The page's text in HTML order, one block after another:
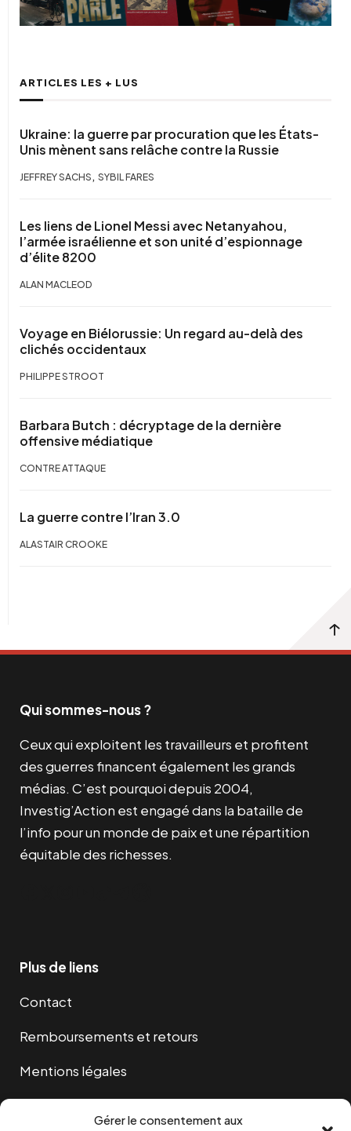
Gérer le consentement aux
ARTICLES LES + LUS
Ukraine: la guerre par procuration que les États-
Unis mènent sans relâche contre la Russie
JEFFREY SACHS, SYBIL FARES
Les liens de Lionel Messi avec Netanyahou,
l’armée israélienne et son unité d’espionnage
d’élite 8200
ALAN MACLEOD
Voyage en Biélorussie: Un regard au-delà des
clichés occidentaux
PHILIPPE STROOT
Barbara Butch : décryptage de la dernière
offensive médiatique
CONTRE ATTAQUE
La guerre contre l’Iran 3.0
ALASTAIR CROOKE
Qui sommes-nous ?
Ceux qui exploitent les travailleurs et profitent
des guerres financent également les grands
médias. C’est pourquoi depuis 2004,
Investig’Action est engagé dans la bataille de
l’info pour un monde de paix et une répartition
équitable des richesses.
Plus de liens
Contact
Remboursements et retours
Mentions légales